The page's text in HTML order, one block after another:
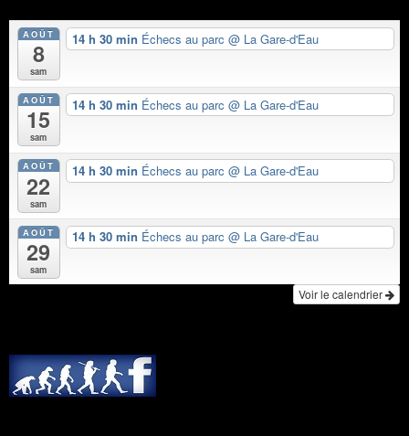
AOÛT
8
sam
14 h 30 min Échecs au parc @ La Gare-d'Eau
AOÛT
15
sam
14 h 30 min Échecs au parc @ La Gare-d'Eau
AOÛT
22
sam
14 h 30 min Échecs au parc @ La Gare-d'Eau
AOÛT
29
sam
14 h 30 min Échecs au parc @ La Gare-d'Eau
Voir le calendrier